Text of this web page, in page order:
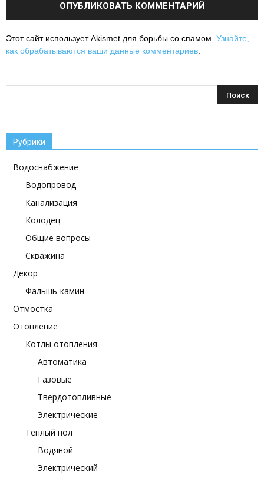
Этот сайт использует Akismet для борьбы со спамом. Узнайте,
как обрабатываются ваши данные комментариев
Рубрики
Водоснабжение
Водопровод
Канализация
Колодец
Общие вопросы
Скважина
Декор
Фальшь-камин
Отмостка
Отопление
Котлы отопления
Автоматика
Газовые
Твердотопливные
Электрические
Теплый пол
Водяной
Электрический